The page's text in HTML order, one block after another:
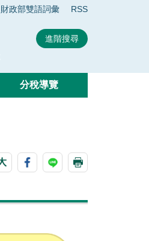
財政部雙語詞彙 RSS
分稅導覽